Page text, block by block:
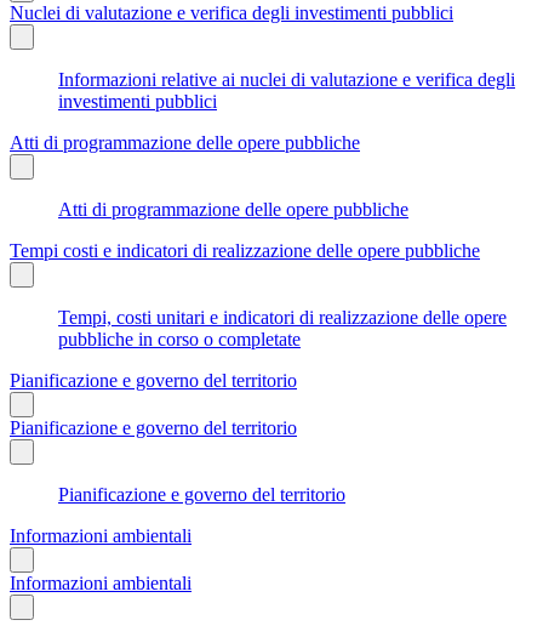
Nuclei di valutazione e verifica degli investimenti pubblici
Informazioni relative ai nuclei di valutazione e verifica degli
investimenti pubblici
Atti di programmazione delle opere pubbliche
Atti di programmazione delle opere pubbliche
Tempi costi e indicatori di realizzazione delle opere pubbliche
Tempi, costi unitari e indicatori di realizzazione delle opere
pubbliche in corso o completate
Pianificazione e governo del territorio
Pianificazione e governo del territorio
Pianificazione e governo del territorio
Informazioni ambientali
Informazioni ambientali